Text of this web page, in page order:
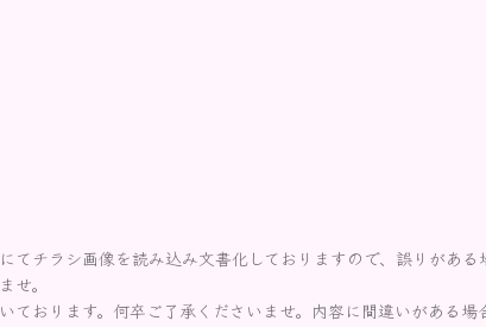
てチラシ画像を読み込み文書化しておりますので、誤りがあ
せ。
ております。何卒ご了承くださいませ。内容に間違いがある場